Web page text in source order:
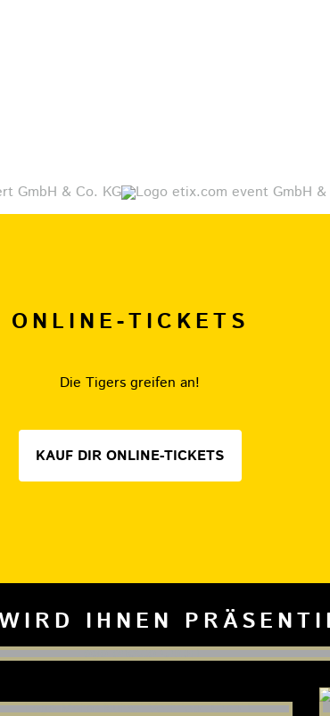
ONLINE-TICKETS
Die Tigers greifen an!
KAUF DIR ONLINE-TICKETS
IHNEN